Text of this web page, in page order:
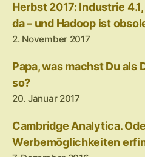
Herbst 2017: Industrie
da – und Hadoop ist
2. November 2017
Papa, was machst Du als
so?
20. Januar 2017
Cambridge Analytica.
Werbemöglichkeiten